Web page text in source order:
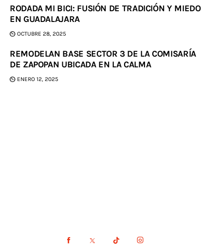
RODADA MI BICI: FUSIÓN DE TRADICIÓN Y MIEDO
EN GUADALAJARA
OCTUBRE 28, 2025
REMODELAN BASE SECTOR 3 DE LA COMISARÍA
DE ZAPOPAN UBICADA EN LA CALMA
ENERO 12, 2025